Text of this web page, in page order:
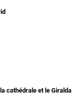
cathédrale et le Giralda